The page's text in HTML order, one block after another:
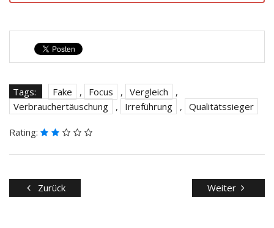
Tags: Fake , Focus , Vergleich
,
Verbrauchertäuschung
, Irreführung , Qualitätssieger
Rating:
Zurück Weiter